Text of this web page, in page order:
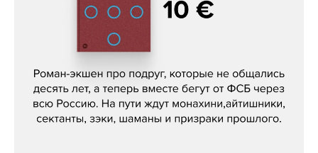
Кира Ярмыш, «Тут недалеко»